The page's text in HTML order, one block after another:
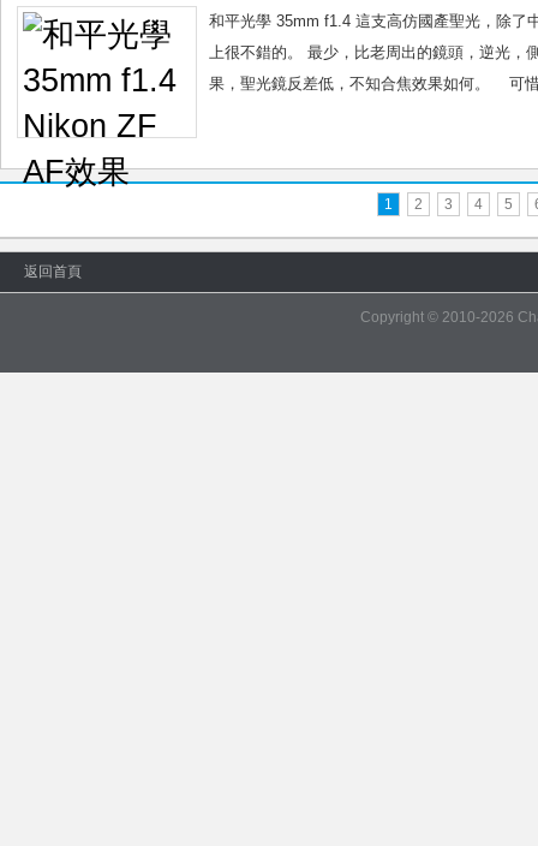
Nikon
ZF
效
和平光學 35mm f1.4 這支高仿國產聖光，除了
上很不錯的。 最少，比老周出的鏡頭，逆光
果，聖光鏡反差低，不知合焦效果如何。 可
1 2 3 4 5
返回首頁
Copyright © 2010-2026